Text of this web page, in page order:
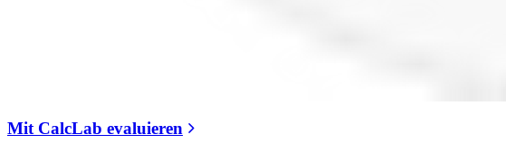
Mit CalcLab evaluieren